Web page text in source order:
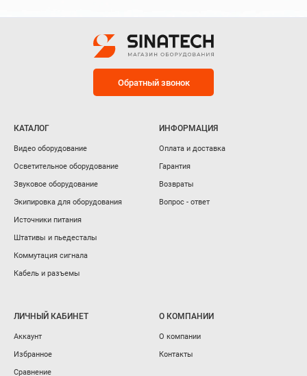
Обратный звонок
КАТАЛОГ
Видео оборудование
Осветительное оборудование
Звуковое оборудование
Экипировка для оборудования
Источники питания
Штативы и пьедесталы
Коммутация сигнала
Кабель и разъемы
ИНФОРМАЦИЯ
Оплата и доставка
Гарантия
Возвраты
Вопрос - ответ
ЛИЧНЫЙ КАБИНЕТ
Аккаунт
Избранное
Сравнение
О КОМПАНИИ
О компании
Контакты